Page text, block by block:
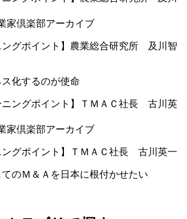
家倶楽部アーカイブ
ングポイント】農業総合研究所 及川智
化するのが使命
家倶楽部アーカイブ
ングポイント】ＴＭＡＣ社長 古川英一
のＭ＆Ａを日本に根付かせたい